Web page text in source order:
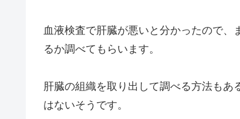
血液検査で肝臓が悪いと分かったので
るか調べてもらいます。
肝臓の組織を取り出して調べる方法も
はないそうです。